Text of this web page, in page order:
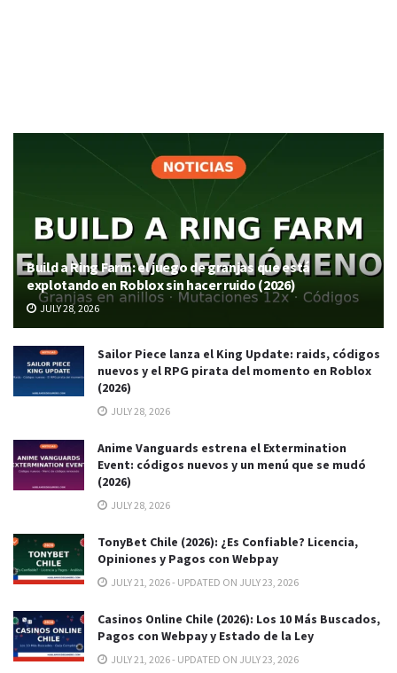
Build a Ring Farm: el juego de granjas que está
explotando en Roblox sin hacer ruido (2026)
JULY 28, 2026
Sailor Piece lanza el King Update: raids, códigos
nuevos y el RPG pirata del momento en Roblox
(2026)
JULY 28, 2026
Anime Vanguards estrena el Extermination
Event: códigos nuevos y un menú que se mudó
(2026)
JULY 28, 2026
TonyBet Chile (2026): ¿Es Confiable? Licencia,
Opiniones y Pagos con Webpay
JULY 21, 2026 - UPDATED ON JULY 23, 2026
Casinos Online Chile (2026): Los 10 Más Buscados,
Pagos con Webpay y Estado de la Ley
JULY 21, 2026 - UPDATED ON JULY 23, 2026